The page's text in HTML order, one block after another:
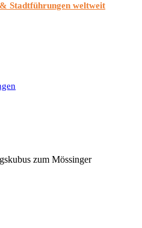
Stadtführungen weltweit